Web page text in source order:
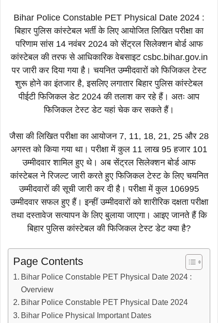
Bihar Police Constable PET Physical Date 2024 :
बिहार पुलिस कांस्टेबल भर्ती के लिए आयोजित लिखित परीक्षा का
परिणाम सांस 14 नवंबर 2024 को सेंट्रल सिलेक्शन बोर्ड आफ
कांस्टेबल की तरफ से आधिकारिक वेबसाइट csbc.bihar.gov.in
पर जारी कर दिया गया है। चयनित उम्मीदवारों को फिजिकल टेस्ट
शुरू होने का इंतजार है, इसलिए लगातार बिहार पुलिस कांस्टेबल
पीईटी फिजिकल डेट 2024 की तलाश कर रहे हैं। अतः आप
फिजिकल टेस्ट डेट यहां चेक कर सकते हैं।
जैसा की लिखित परीक्षा का आयोजन 7, 11, 18, 21, 25 और 28
अगस्त को किया गया था। परीक्षा में कुल 11 लाख 95 हजार 101
उम्मीदवार शामिल हुए थे। अब सेंट्रल सिलेक्शन बोर्ड आफ
कांस्टेबल ने रिजल्ट जारी करते हुए फिजिकल टेस्ट के लिए चयनित
उम्मीदवारों की सूची जारी कर दी है। परीक्षा में कुल 106995
उम्मीदवार सफल हुए हैं। इन्हीं उम्मीदवारों को शारीरिक दक्षता परीक्षा
तथा दस्तावेज सत्यापन के लिए बुलाया जाएगा। आइए जानते हैं कि
बिहार पुलिस कांस्टेबल की फिजिकल टेस्ट डेट क्या है?
Page Contents
Bihar Police Constable PET Physical Date 2024 :
Overview
Bihar Police Constable PET Physical Date 2024
Bihar Police Physical Important Dates